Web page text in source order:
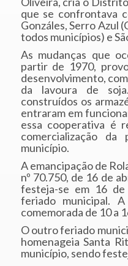
que se confrontava
Gonzáles, Serro Azul
todos municípios) e
As mudanças que
partir de 1970,
desenvolvimento,
da lavoura de
construídos os
entraram em
essa cooperativa é
comercialização
município.
A emancipação de
nº 70.750, de 16 de
festeja-se em 16
feriado municipal.
comemorada de 10 a
O outro feriado
homenageia Santa
município, sendo